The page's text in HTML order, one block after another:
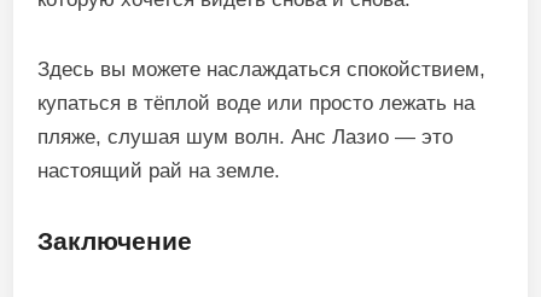
Здесь вы можете наслаждаться спокойствием,
купаться в тёплой воде или просто лежать на
пляже, слушая шум волн. Анс Лазио — это
настоящий рай на земле.
Заключение